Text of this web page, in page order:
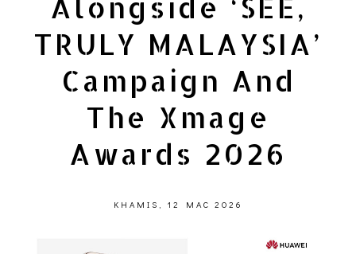
Alongside ‘SEE,
TRULY MALAYSIA’
Campaign And
The Xmage
Awards 2026
KHAMIS, 12 MAC 2026